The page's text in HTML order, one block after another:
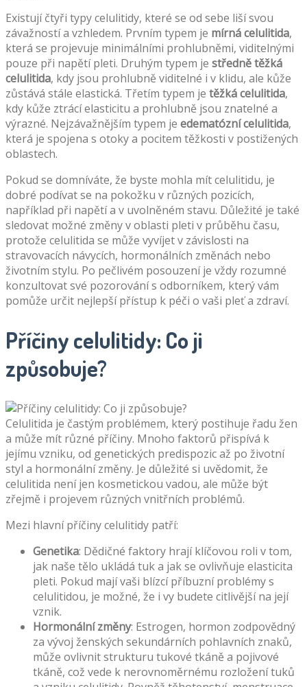
Existují čtyři typy celulitidy, které se od sebe liší svou
závažností a vzhledem. Prvním typem je mírná celulitida,
která se projevuje minimálními prohlubněmi, viditelnými
pouze při napětí pleti. Druhým typem je středně těžká
celulitida, kdy jsou prohlubně viditelné i v klidu, ale kůže
zůstává stále elastická. Třetím typem je těžká celulitida,
kdy kůže ztrácí elasticitu a prohlubně jsou znatelné a
výrazné. Nejzávažnějším typem je edematózní celulitida,
která je spojena s otoky a pocitem těžkosti v postižených
oblastech.
Pokud se domníváte, že byste mohla mít celulitidu, je
dobré podívat se na pokožku v různých pozicích,
například při napětí a v uvolněném stavu. Důležité je také
sledovat možné změny v oblasti pleti v průběhu času,
protože celulitida se může vyvíjet v závislosti na
stravovacích návycích, hormonálních změnách nebo
životním stylu. Po pečlivém posouzení je vždy rozumné
konzultovat své pozorování s odborníkem, který vám
pomůže určit nejlepší přístup k péči o vaši pleť a zdraví.
Příčiny celulitidy: Co ji
způsobuje?
Celulitida je častým problémem, který postihuje řadu žen
a může mít různé příčiny. Mnoho faktorů přispívá k
jejímu vzniku, od genetických predispozic až po životní
styl a hormonální změny. Je důležité si uvědomit, že
celulitida není jen kosmetickou vadou, ale může být
zřejmě i projevem různých vnitřních problémů.
Mezi hlavní příčiny celulitidy patří:
Genetika: Dědičné faktory hrají klíčovou roli v tom,
jak naše tělo ukládá tuk a jak se ovlivňuje elasticita
pleti. Pokud mají vaši blízcí příbuzní problémy s
celulitidou, je možné, že i vy budete citlivější na její
vznik.
Hormonální změny: Estrogen, hormon zodpovědný
za vývoj ženských sekundárních pohlavních znaků,
může ovlivnit strukturu tukové tkáně a pojivové
tkáně, což vede k nerovnoměrnému rozložení tuků